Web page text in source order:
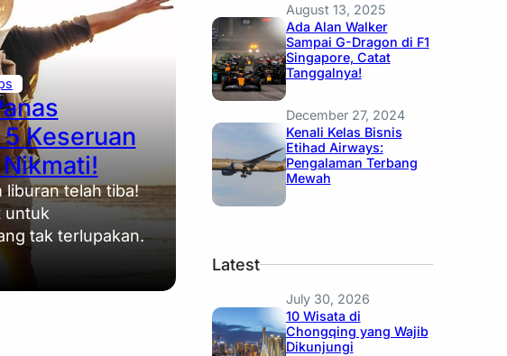
Keseruan
liburan telah tiba!
untuk
tak terlupakan.
August 13, 2025
Ada Alan Walker
Sampai G-Dragon di F1
Singapore, Catat
Tanggalnya!
December 27, 2024
Kenali Kelas Bisnis
Etihad Airways:
Pengalaman Terbang
Mewah
Latest
July 30, 2026
10 Wisata di
Chongqing yang Wajib
Dikunjungi